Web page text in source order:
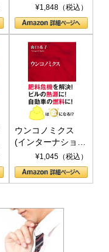
¥1,848（税込）
ウンコノミクス
(インターナショナ
ル新書)¥1,045（税込）